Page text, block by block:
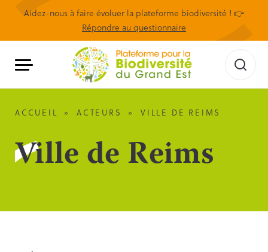
Aidez-nous à faire évoluer la plateforme biodiversité ! 👉
Répondre au questionnaire
ACCUEIL » ACTEURS » VILLE DE REIMS
Ville de Reims